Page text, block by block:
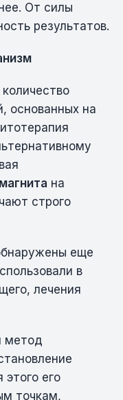
От силы
результатов.
основанных на
магнита на
строго
еще
в
лечения
метод
этого его
точкам,